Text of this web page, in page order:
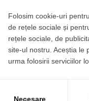
din
și închiriere,
detaliate, filtre